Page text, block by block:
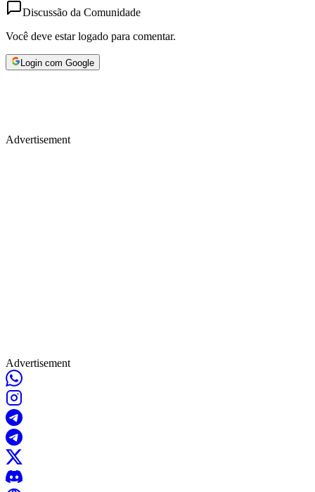
Discussão da Comunidade
Você deve estar logado para comentar.
Login com Google
Advertisement
Advertisement